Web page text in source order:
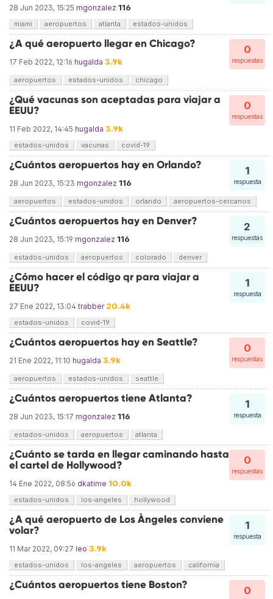
28 Jun 2023, 15:25 mgonzalez 116
miami aeropuertos atlanta estados-unidos
0
respuestas
¿A qué aeropuerto llegar en Chicago?
17 Feb 2022, 12:16 hugalda 3.9k
aeropuertos estados-unidos chicago
0
respuestas
¿Qué vacunas son aceptadas para viajar a
EEUU?
11 Feb 2022, 14:45 hugalda 3.9k
estados-unidos vacunas covid-19
1
respuesta
¿Cuántos aeropuertos hay en Orlando?
28 Jun 2023, 15:23 mgonzalez 116
aeropuertos estados-unidos orlando aeropuertos-cercanos
2
respuestas
¿Cuántos aeropuertos hay en Denver?
28 Jun 2023, 15:19 mgonzalez 116
estados-unidos aeropuertos colorado denver
1
respuesta
¿Cómo hacer el código qr para viajar a
EEUU?
27 Ene 2022, 13:04 trabber 20.4k
estados-unidos covid-19
0
respuestas
¿Cuántos aeropuertos hay en Seattle?
21 Ene 2022, 11:10 hugalda 3.9k
aeropuertos estados-unidos seattle
1
respuesta
¿Cuántos aeropuertos tiene Atlanta?
28 Jun 2023, 15:17 mgonzalez 116
estados-unidos aeropuertos atlanta
0
respuestas
¿Cuánto se tarda en llegar caminando hasta
el cartel de Hollywood?
14 Ene 2022, 08:56 dkatime 10.0k
estados-unidos los-angeles hollywood
1
respuesta
¿A qué aeropuerto de Los Àngeles conviene
volar?
11 Mar 2022, 09:27 leo 3.9k
estados-unidos los-angeles aeropuertos california
0
¿Cuántos aeropuertos tiene Boston?